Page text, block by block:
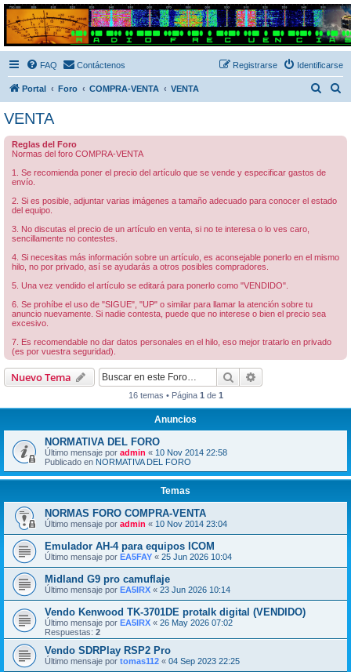
Radio Frecuencias
Foro de Radio Frecuencias
FAQ Contáctenos Identificarse
Registrarse
Portal Foro COMPRA-VENTA VENTA
VENTA
Reglas del Foro
Normas del foro COMPRA-VENTA
1. Se recomienda poner el precio del artículo que se vende y especificar gastos de
envío.
2. Si es posible, adjuntar varias imágenes a tamaño adecuado para conocer el estado
del equipo.
3. No discutas el precio de un artículo en venta, si no te interesa o lo ves caro,
sencillamente no contestes.
4. Si necesitas más información sobre un artículo, es aconsejable ponerlo en el mismo
hilo, no por privado, así se ayudarás a otros posibles compradores.
5. Una vez vendido el artículo se editará para ponerlo como "VENDIDO".
6. Se prohíbe el uso de "SIGUE", "UP" o similar para llamar la atención sobre tu
anuncio nuevamente. Si nadie contesta, puede que no interese o bien el precio sea
excesivo.
7. Es recomendable no dar datos personales en el hilo, eso mejor tratarlo en privado
(es por vuestra seguridad).
Nuevo Tema Buscar
16 temas • Página 1 de 1
Anuncios
NORMATIVA DEL FORO
Último mensaje por admin « 10 Nov 2014 22:58
Publicado en NORMATIVA DEL FORO
Temas
NORMAS FORO COMPRA-VENTA
Último mensaje por admin « 10 Nov 2014 23:04
Emulador AH-4 para equipos ICOM
Último mensaje por EA5FAY « 25 Jun 2026 10:04
Midland G9 pro camuflaje
Último mensaje por EA5IRX « 23 Jun 2026 10:14
Vendo Kenwood TK-3701DE protalk digital (VENDIDO)
Último mensaje por EA5IRX « 26 May 2026 07:02
Respuestas: 2
Vendo SDRPlay RSP2 Pro
Último mensaje por tomas112 « 04 Sep 2023 22:25